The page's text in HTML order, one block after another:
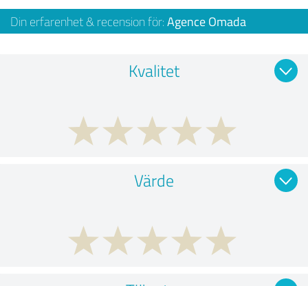
Din erfarenhet & recension för: Agence Omada
Kvalitet
Värde